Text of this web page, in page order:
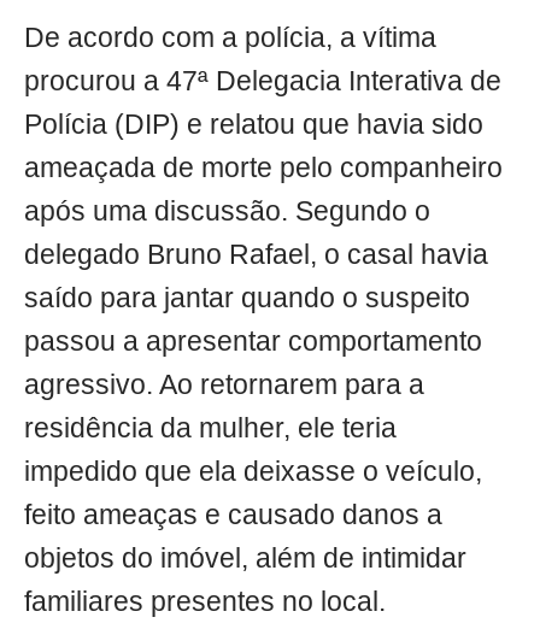
De acordo com a polícia, a vítima
procurou a 47ª Delegacia Interativa de
Polícia (DIP) e relatou que havia sido
ameaçada de morte pelo companheiro
após uma discussão. Segundo o
delegado Bruno Rafael, o casal havia
saído para jantar quando o suspeito
passou a apresentar comportamento
agressivo. Ao retornarem para a
residência da mulher, ele teria
impedido que ela deixasse o veículo,
feito ameaças e causado danos a
objetos do imóvel, além de intimidar
familiares presentes no local.